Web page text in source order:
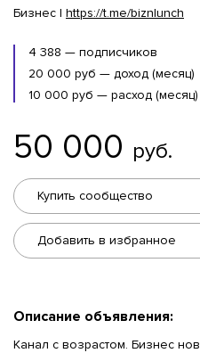
Бизнес | https://t.me/biznlunch
4 388 — подписчиков
20 000 руб — доход (месяц)
10 000 руб — расход (месяц)
50 000 руб.
Купить сообщество
Добавить в избранное
Описание объявления:
Канал с возрастом. Бизнес